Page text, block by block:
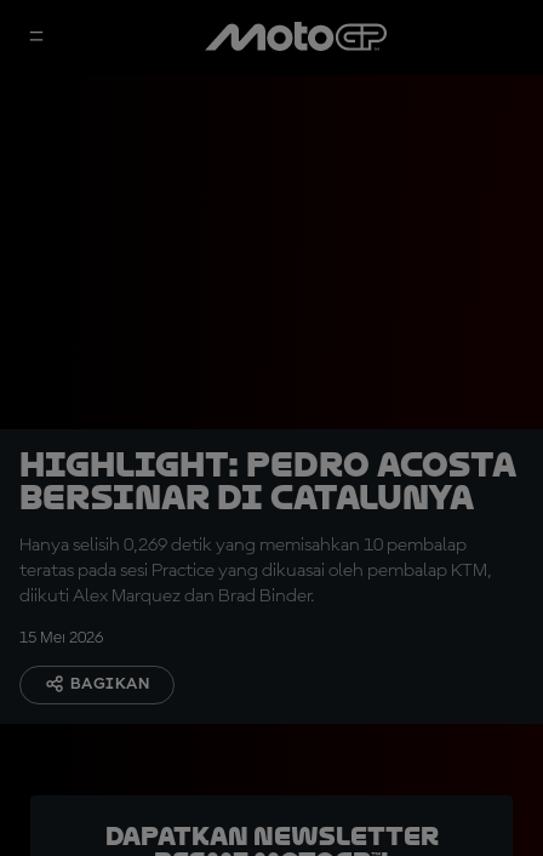
HIGHLIGHT: Pedro Acosta
Bersinar di Catalunya
Hanya selisih 0,269 detik yang memisahkan 10 pembalap
teratas pada sesi Practice yang dikuasai oleh pembalap KTM,
diikuti Alex Marquez dan Brad Binder.
15 Mei 2026
BAGIKAN
Dapatkan Newsletter